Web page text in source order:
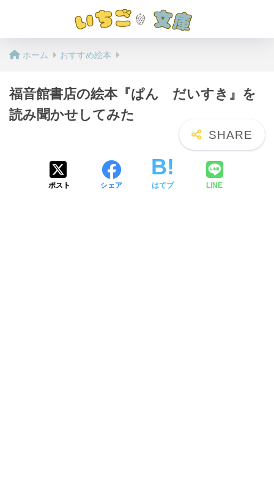
ホーム おすすめ絵本
福音館書店の絵本『ぱん だいすき』を
読み聞かせしてみた
ポスト シェア はてブ LINE